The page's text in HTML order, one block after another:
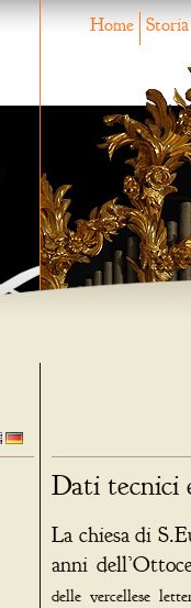
Home Storia
Dati tecnici
La chiesa di
anni
delle vercellese